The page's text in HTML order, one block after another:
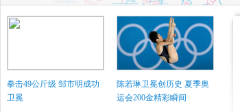
拳击49公斤级 邹市明成功
卫冕
陈若琳卫冕创历史 夏季奥
运会200金精彩瞬间